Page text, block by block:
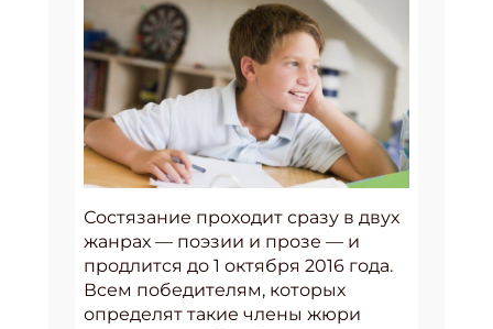
Состязание проходит сразу в двух
жанрах — поэзии и прозе — и
продлится до 1 октября 2016 года.
Всем победителям, которых
определят такие члены жюри